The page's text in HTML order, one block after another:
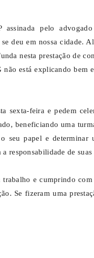
assinada pelo
deu em nossa cidade.
nesta prestação de
está explicando bem
sexta-feira e pedem
beneficiando uma
papel e determinar
responsabilidade de
e cumprindo
Se fizeram uma